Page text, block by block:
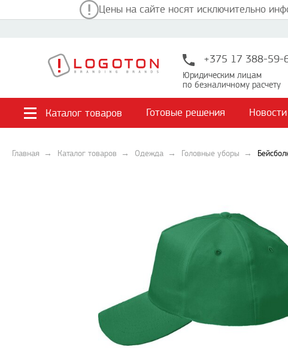
Цены на сайте носят исключительно
+375 17 388-59-
Юридическим лицам
по безналичному расчету
Каталог товаров Готовые решения Новости
Главная Каталог товаров Одежда Головные уборы